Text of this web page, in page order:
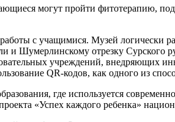
могут пройти фитотерапию,
с учащимися. Музей логически
Шумерлинскому отрезку Сурского
учреждений, внедряющих
QR-кодов, как одного из
где используется
«Успех каждого ребенка»